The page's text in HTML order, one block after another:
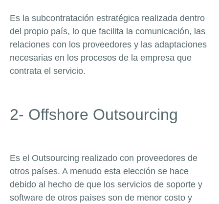
Es la subcontratación estratégica realizada dentro
del propio país, lo que facilita la comunicación, las
relaciones con los proveedores y las adaptaciones
necesarias en los procesos de la empresa que
contrata el servicio.
2- Offshore Outsourcing
Es el Outsourcing realizado con proveedores de
otros países. A menudo esta elección se hace
debido al hecho de que los servicios de soporte y
software de otros países son de menor costo y